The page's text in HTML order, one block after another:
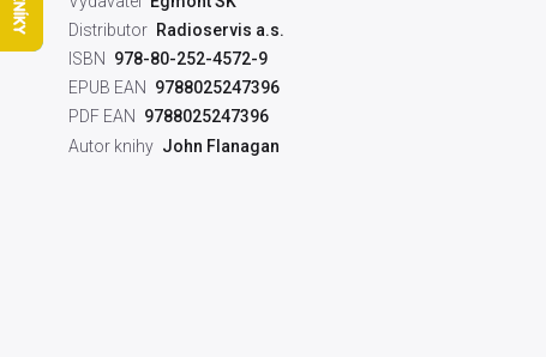
Distributor Radioservis a.s.
ISBN
978-80-252-4572-9
EPUB EAN
9788025247396
PDF EAN
9788025247396
Autor knihy John Flanagan